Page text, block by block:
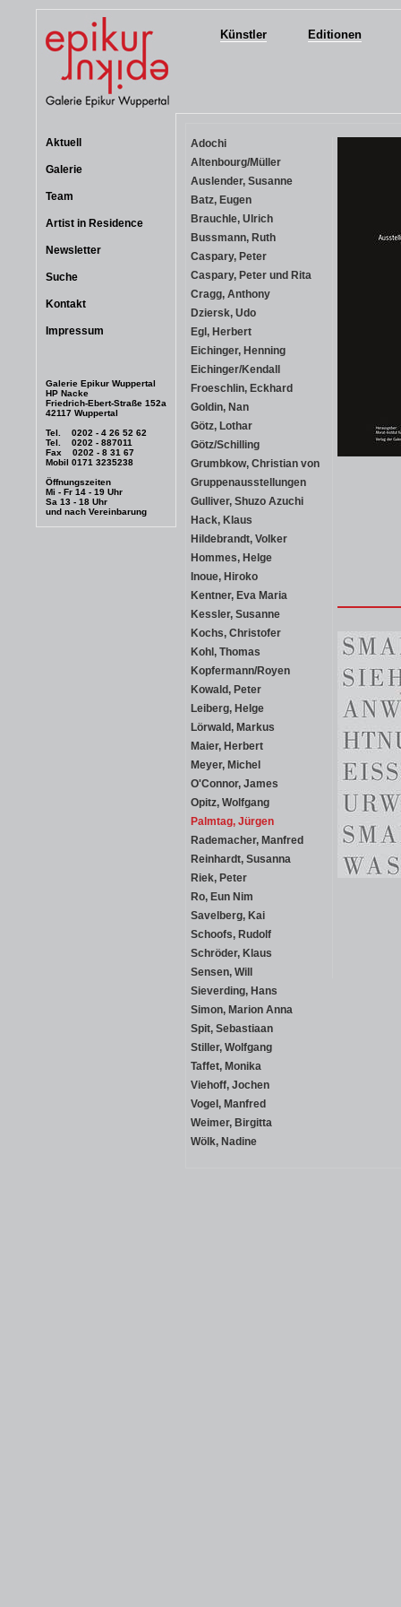
Künstler Editionen
Aktuell
Galerie
Team
Artist in Residence
Newsletter
Suche
Kontakt
Impressum
Galerie Epikur Wuppertal
HP Nacke
Friedrich-Ebert-Straße 152a
42117 Wuppertal
Tel. 0202 - 4 26 52 62
Tel. 0202 - 887011
Fax 0202 - 8 31 67
Mobil 0171 3235238
Öffnungszeiten
Mi - Fr 14 - 19 Uhr
Sa 13 - 18 Uhr
und nach Vereinbarung
Adochi
Altenbourg/Müller
Auslender, Susanne
Batz, Eugen
Brauchle, Ulrich
Bussmann, Ruth
Caspary, Peter
Caspary, Peter und Rita
Cragg, Anthony
Dziersk, Udo
Egl, Herbert
Eichinger, Henning
Eichinger/Kendall
Froeschlin, Eckhard
Goldin, Nan
Götz, Lothar
Götz/Schilling
Grumbkow, Christian von
Gruppenausstellungen
Gulliver, Shuzo Azuchi
Hack, Klaus
Hildebrandt, Volker
Hommes, Helge
Inoue, Hiroko
Kentner, Eva Maria
Kessler, Susanne
Kochs, Christofer
Kohl, Thomas
Kopfermann/Royen
Kowald, Peter
Leiberg, Helge
Lörwald, Markus
Maier, Herbert
Meyer, Michel
O'Connor, James
Opitz, Wolfgang
Palmtag, Jürgen
Rademacher, Manfred
Reinhardt, Susanna
Riek, Peter
Ro, Eun Nim
Savelberg, Kai
Schoofs, Rudolf
Schröder, Klaus
Sensen, Will
Sieverding, Hans
Simon, Marion Anna
Spit, Sebastiaan
Stiller, Wolfgang
Taffet, Monika
Viehoff, Jochen
Vogel, Manfred
Weimer, Birgitta
Wölk, Nadine